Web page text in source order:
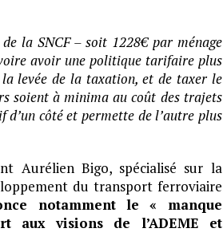
la SNCF – soit 1228€ par ménage
avoir une politique tarifaire plus
levée de la taxation, et de taxer le
soient à minima au coût des trajets
côté et permette de l’autre plus
Aurélien Bigo, spécialisé sur la
du transport ferroviaire
notamment le « manque
aux visions de l’ADEME et